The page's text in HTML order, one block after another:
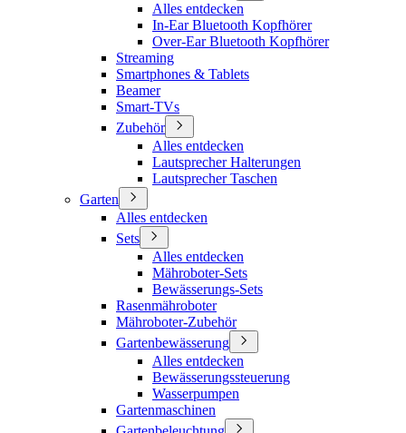
Alles entdecken
In-Ear Bluetooth Kopfhörer
Over-Ear Bluetooth Kopfhörer
Streaming
Smartphones & Tablets
Beamer
Smart-TVs
Zubehör
Alles entdecken
Lautsprecher Halterungen
Lautsprecher Taschen
Garten
Alles entdecken
Sets
Alles entdecken
Mähroboter-Sets
Bewässerungs-Sets
Rasenmähroboter
Mähroboter-Zubehör
Gartenbewässerung
Alles entdecken
Bewässerungssteuerung
Wasserpumpen
Gartenmaschinen